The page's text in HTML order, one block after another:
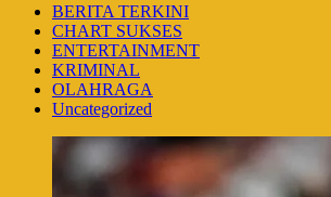
BERITA TERKINI
CHART SUKSES
ENTERTAINMENT
KRIMINAL
OLAHRAGA
Uncategorized